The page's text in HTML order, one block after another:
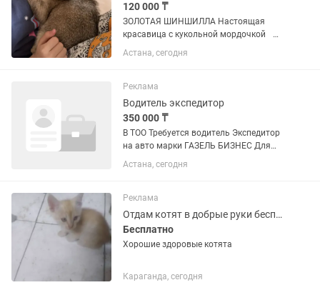
120 000 ₸
ЗОЛОТАЯ ШИНШИЛЛА Настоящая
красавица с кукольной мордочкой
Плюшевая густая шерсть,
выразительные глаза выглядит как
продаже роскошный шкотёнок в
редком окрасе...
Астана, сегодня
Реклама
Водитель экспедитор
350 000 ₸
В ТОО Требуется водитель Экспедитор
на авто марки ГАЗЕЛЬ БИЗНЕС Для
осуществления ДОСТАВКИ продуктов
питания по городу. Официальное
Астана, сегодня
Реклама
Отдам котят в добрые руки бесплатно
Бесплатно
Хорошие здоровые котята
Караганда, сегодня